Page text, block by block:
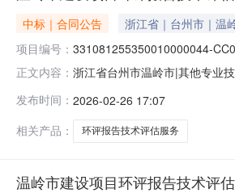
中标｜合同公告 浙江省｜台州市｜温
项目编号： 331081255350010000044-
正文内容： 浙江省台州市温岭市|其他专业
方式：0576-89956852供应商
发布时间： 2026-02-26 17:07
相关产品：
环评报告技术评估服务
温岭市建设项目环评报告技术评